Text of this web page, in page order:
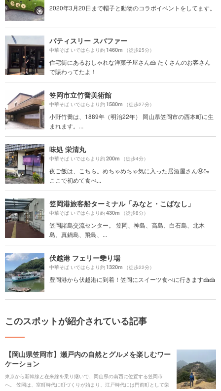
2020年3月20日まで帽子と動物のコラボイベントをしてます。
パティスリー スバファー
中華そば いではらより約1460m （徒歩25分）
住宅街にあるおしゃれな洋菓子屋さん🍰 たくさんのお客さん
で賑わってたよ！
笠岡市立竹喬美術館
中華そば いではらより約1580m （徒歩27分）
小野竹喬は、1889年（明治22年） 岡山県笠岡市の西本町に生
まれます。...
味処 栄清丸
中華そば いではらより約200m （徒歩4分）
夜ご飯は、こちら。めちゃめちゃ気に入った居酒屋さん🤤🍶
ここで初めて食べ...
笠岡港旅客船ターミナル「みなと・こばなし」
中華そば いではらより約430m （徒歩8分）
笠岡諸島交流センター。 笠岡、神島、高島、白石島、北木
島、真鍋島、飛島、...
伏越港 フェリー乗り場
中華そば いではらより約1320m （徒歩22分）
豊岡港から伏越港に到着！笠岡にスイーツ食べに行きます🍰🍰
このスポットが紹介されている記事
【岡山県笠岡市】瀬戸内の自然とグルメを楽しむワー
ケーション
東京から新幹線と在来線を乗り継いで、岡山県の南西に位置する笠岡市
へ。 笠岡は、室町時代に町づくりが始まり、江戸時代には門前町として栄